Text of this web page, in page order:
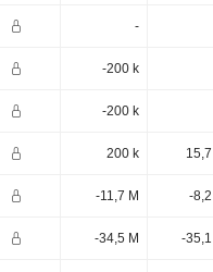
-
-200 k
-200 k
200 k 15,7
-11,7 M -8,2
-34,5 M -35,1